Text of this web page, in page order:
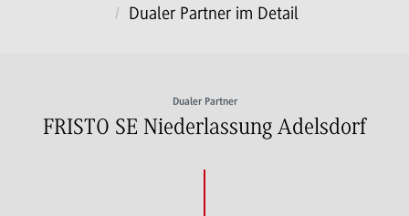
Dualer Partner im Detail
Dualer Partner
FRISTO SE Niederlassung Adelsdorf